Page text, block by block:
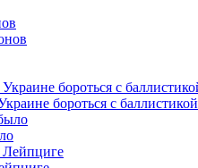
бороться с баллистикой